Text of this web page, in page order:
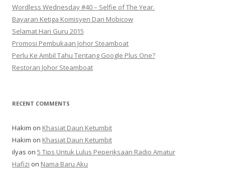
Wordless Wednesday #40 – Selfie of The Year.
Bayaran Ketiga Komisyen Dari Mobicow
Selamat Hari Guru 2015
Promosi Pembukaan Johor ‎Steamboat
Perlu Ke Ambil Tahu Tentang Google Plus One?
Restoran Johor Steamboat
RECENT COMMENTS
Hakim on Khasiat Daun Ketumbit
Hakim on Khasiat Daun Ketumbit
ilyas on 5 Tips Untuk Lulus Peperiksaan Radio Amatur
Hafizi on Nama Baru Aku